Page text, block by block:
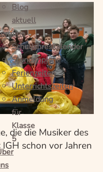
Blog
aktuell
Schuljahreskalender
Stundenpläne
Ferienzeiten
Unterrichtszeiten
Anmeldung
für
Klasse
5
die die Musiker des
schon vor Jahren